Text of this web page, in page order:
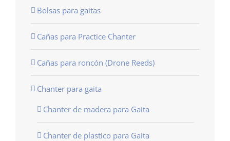
Bolsas para gaitas
Cañas para Practice Chanter
Cañas para roncón (Drone Reeds)
Chanter para gaita
Chanter de madera para Gaita
Chanter de plastico para Gaita